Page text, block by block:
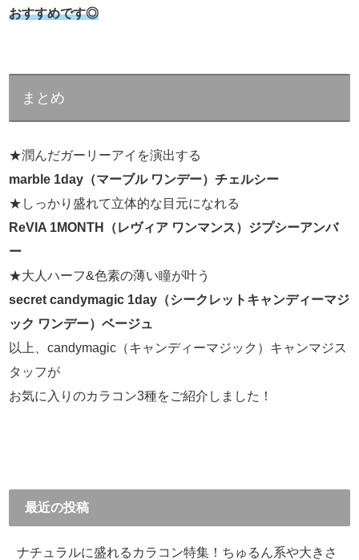
おすすめです◎
まとめ
★潤んだガーリーアイを演出する
marble 1day（マーブル ワンデー）チェルシー
★しっかり盛れて立体的な目元になれる
ReVIA 1MONTH（レヴィア ワンマンス）ジプシーアンバ
ー
★大人ハーフ&色素の薄い瞳が叶う
secret candymagic 1day（シークレットキャンディーマジ
ック ワンデー）ベージュ
以上、candymagic（キャンディーマジック）キャンマジス
タッフが
お気に入りのカラコン3種をご紹介しました！
最近の投稿
ナチュラルに盛れるカラコン特集！ちゅるん系や大きさ